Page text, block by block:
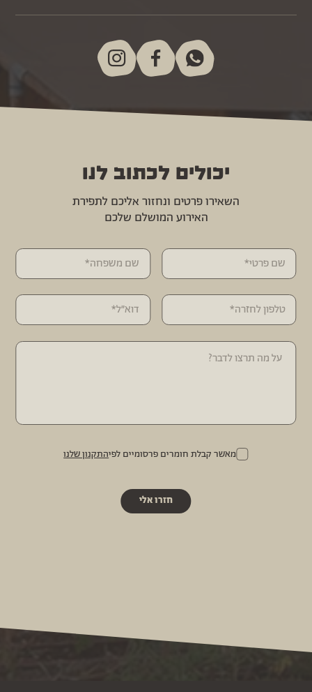
יכולים לכתוב לנו
השאירו פרטים ונחזור אליכם לתפירת
האירוע המושלם שלכם
מאשר קבלת חומרים פרסומיים לפיהתקנון שלנו
חזרו אלי